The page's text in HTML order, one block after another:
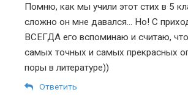
Помню, как мы учили этот стих в 5
сложно он мне давался… Но! С
ВСЕГДА его вспоминаю и считаю,
самых точных и самых прекрасных
поры в литературе))
Ответить